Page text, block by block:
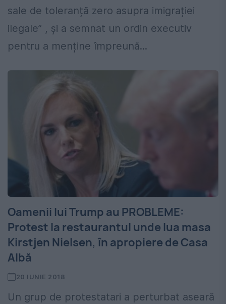
sale de toleranță zero asupra imigrației
ilegale” , şi a semnat un ordin executiv
pentru a menține împreună...
Oamenii lui Trump au PROBLEME:
Protest la restaurantul unde lua masa
Kirstjen Nielsen, în apropiere de Casa
Albă
20 IUNIE 2018
Un grup de protestatari a perturbat aseară